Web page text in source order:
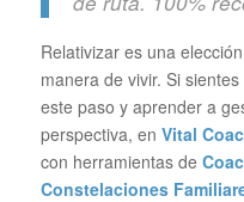
Relativizar es una
manera de vivir. Si
este paso y aprender a
perspectiva, en Vital
con herramientas de
Constelaciones